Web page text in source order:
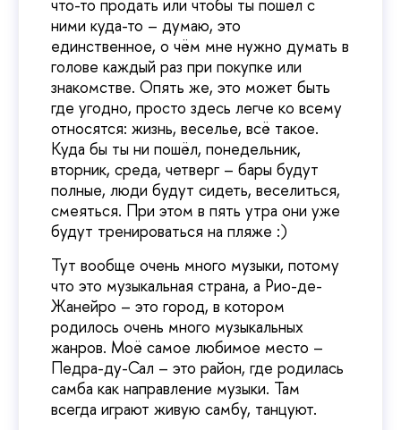
что-то продать или чтобы ты пошёл с
ними куда-то – думаю, это
единственное, о чём мне нужно думать в
голове каждый раз при покупке или
знакомстве. Опять же, это может быть
где угодно, просто здесь легче ко всему
относятся: жизнь, веселье, всё такое.
Куда бы ты ни пошёл, понедельник,
вторник, среда, четверг – бары будут
полные, люди будут сидеть, веселиться,
смеяться. При этом в пять утра они уже
будут тренироваться на пляже :)
Тут вообще очень много музыки, потому
что это музыкальная страна, а Рио-де-
Жанейро – это город, в котором
родилось очень много музыкальных
жанров. Моё самое любимое место –
Педра-ду-Сал – это район, где родилась
самба как направление музыки. Там
всегда играют живую самбу, танцуют.